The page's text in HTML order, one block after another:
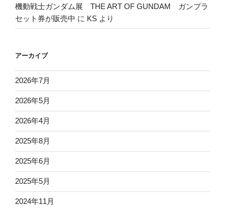
機動戦士ガンダム展 THE ART OF GUNDAM ガンプラ
セット券が販売中 に KS より
アーカイブ
2026年7月
2026年5月
2026年4月
2025年8月
2025年6月
2025年5月
2024年11月